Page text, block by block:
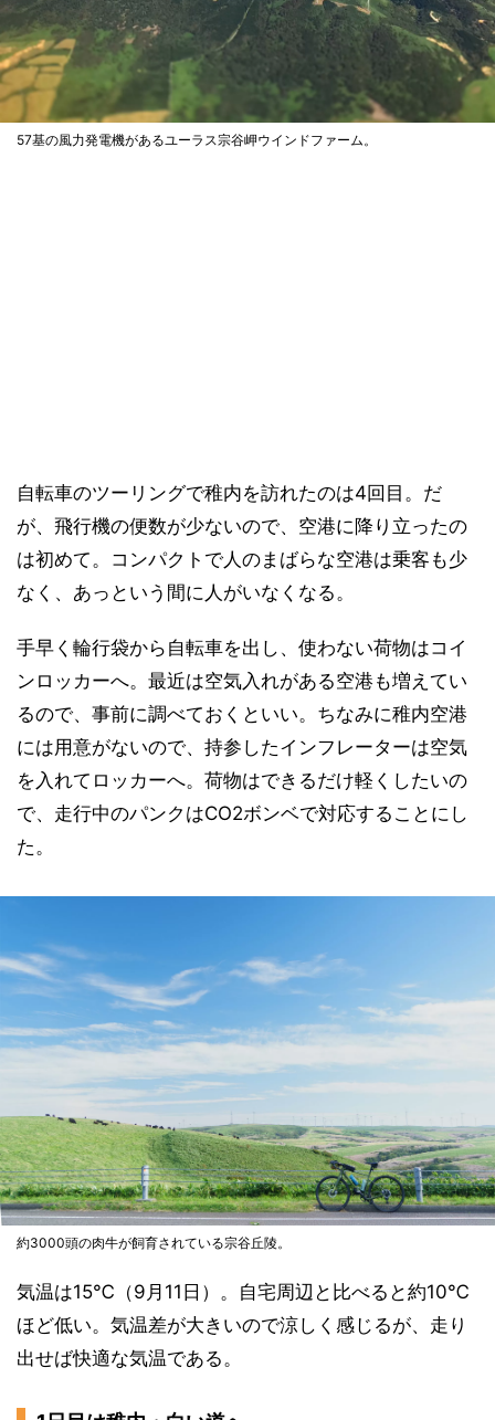
57基の風力発電機があるユーラス宗谷岬ウインドファーム。
自転車のツーリングで稚内を訪れたのは4回目。だ
が、飛行機の便数が少ないので、空港に降り立ったの
は初めて。コンパクトで人のまばらな空港は乗客も少
なく、あっという間に人がいなくなる。
手早く輪行袋から自転車を出し、使わない荷物はコイ
ンロッカーへ。最近は空気入れがある空港も増えてい
るので、事前に調べておくといい。ちなみに稚内空港
には用意がないので、持参したインフレーターは空気
を入れてロッカーへ。荷物はできるだけ軽くしたいの
で、走行中のパンクはCO2ボンベで対応することにし
た。
約3000頭の肉牛が飼育されている宗谷丘陵。
気温は15℃（9月11日）。自宅周辺と比べると約10℃
ほど低い。気温差が大きいので涼しく感じるが、走り
出せば快適な気温である。